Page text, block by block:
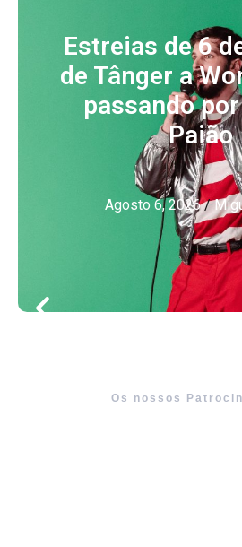
Estreias de 6
de Tânger a
passando
Paião
Agosto 6, 2026 /
Os nossos